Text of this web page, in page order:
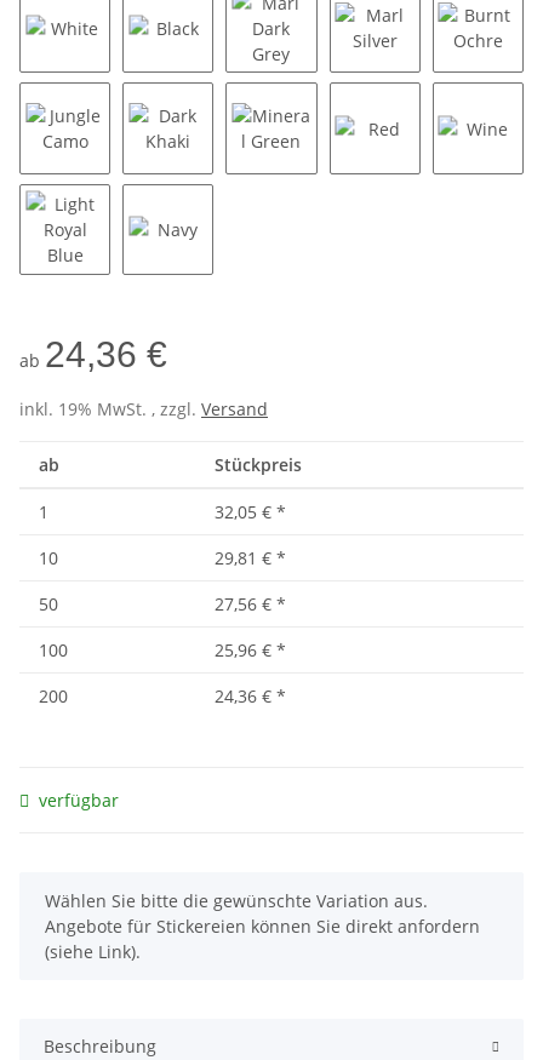
White Black Marl Dark GreyMarl Silver Burnt
Jungle CamoDark Khaki
ab 24,36 €
inkl. 19% MwSt. , zzgl. Versand
ab Stückpreis
1 32,05 € *
10
29,81 € *
50
27,56 € *
100
25,96 € *
200
24,36 € *
verfügbar
x
Wählen Sie bitte die gewünschte Variation aus.
Angebote für Stickereien können Sie direkt anfordern
(siehe Link).
Beschreibung